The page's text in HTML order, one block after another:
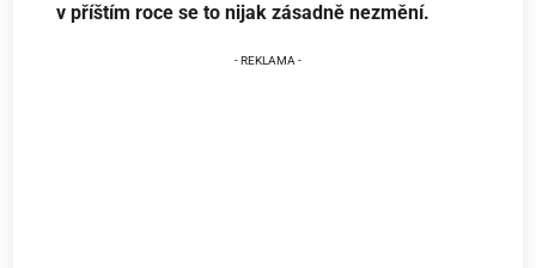
v příštím roce se to nijak zásadně nezmění.